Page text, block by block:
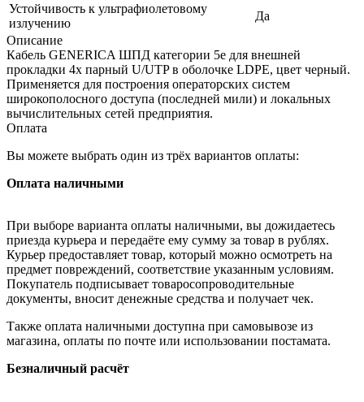
Устойчивость к ультрафиолетовому
излучению
Да
Описание
Кабель GENERICA ШПД категории 5е для внешней
прокладки 4х парный U/UTP в оболочке LDPE, цвет черный.
Применяется для построения операторских систем
широкополосного доступа (последней мили) и локальных
вычислительных сетей предприятия.
Оплата
Вы можете выбрать один из трёх вариантов оплаты:
Оплата наличными
При выборе варианта оплаты наличными, вы дожидаетесь
приезда курьера и передаёте ему сумму за товар в рублях.
Курьер предоставляет товар, который можно осмотреть на
предмет повреждений, соответствие указанным условиям.
Покупатель подписывает товаросопроводительные
документы, вносит денежные средства и получает чек.
Также оплата наличными доступна при самовывозе из
магазина, оплаты по почте или использовании постамата.
Безналичный расчёт